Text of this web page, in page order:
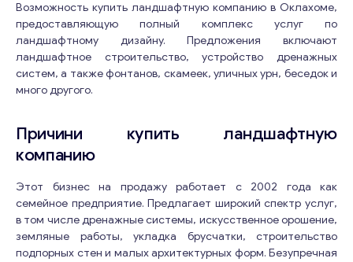
Возможность купить ландшафтную компанию в Оклахоме,
предоставляющую полный комплекс услуг по
ландшафтному дизайну. Предложения включают
ландшафтное строительство, устройство дренажных
систем, а также фонтанов, скамеек, уличных урн, беседок и
много другого.
Причини купить ландшафтную
компанию
Этот бизнес на продажу работает с 2002 года как
семейное предприятие. Предлагает широкий спектр услуг,
в том числе дренажные системы, искусственное орошение,
земляные работы, укладка брусчатки, строительство
подпорных стен и малых архитектурных форм. Безупречная